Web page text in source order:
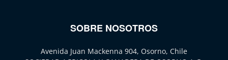
SOBRE NOSOTROS
Avenida Juan Mackenna 904, Osorno, Chile